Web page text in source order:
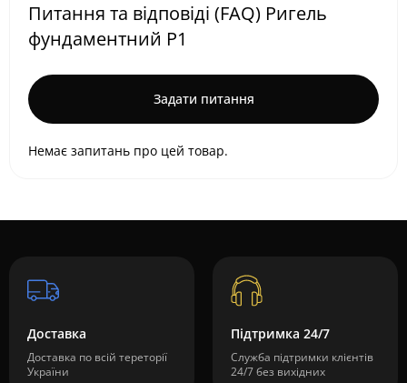
Питання та відповіді (FAQ) Ригель
фундаментний Р1
Задати питання
Немає запитань про цей товар.
Доставка
Доставка по всій тереторії
України
Підтримка 24/7
Служба підтримки клієнтів
24/7 без вихідних